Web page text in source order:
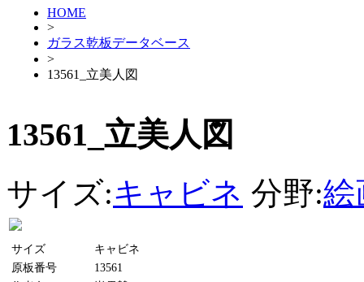
HOME
>
ガラス乾板データベース
>
13561_立美人図
13561_立美人図
サイズ:キャビネ 分野:絵
サイズ
キャビネ
原板番号
13561